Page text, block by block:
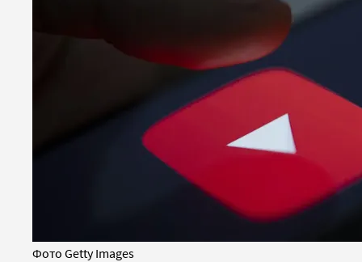
Фото Getty Images